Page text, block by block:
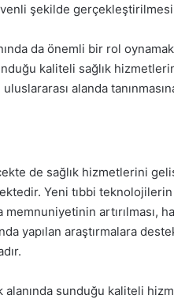
şekilde
da önemli bir rol
kaliteli sağlık
alanda
de sağlık hizmetlerini
Yeni tıbbi
artırılması,
yapılan araştırmalara
alanında sunduğu kaliteli